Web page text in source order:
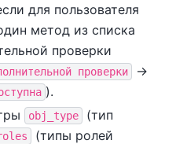
для пользователя
метод из списка
проверки
проверки ->
).
obj_type
(тип
(типы ролей